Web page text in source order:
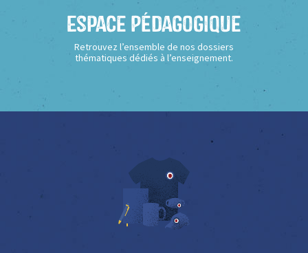
Espace Pédagogique
Retrouvez l’ensemble de nos dossiers
thématiques dédiés à l’enseignement.